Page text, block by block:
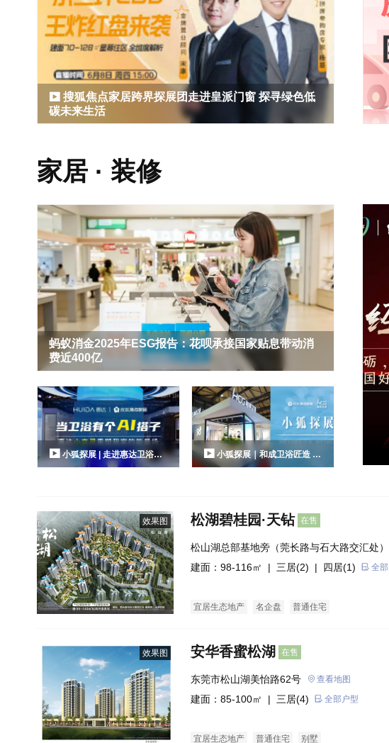
搜狐焦点家居跨界探展团走进皇派门窗 探寻绿色低
碳未来生活
家居 · 装修
蚂蚁消金2025年ESG报告：花呗承接国家贴息带动消
费近400亿
小狐探展 | 走进惠达卫浴：
当卫浴空间有个AI搭子，到底能
小狐探展｜和成卫浴匠造 95
载 智汇 KBC：以全场景重构卫
搜狐家居对话居然之家副总裁李杰：
跳出概念误区，让数字化能力与业
务...
效果图 松湖碧桂园·天钻 在售
松山湖总部基地旁（莞长路与石大路交汇处）
建面：98-116㎡ | 三居(2) | 四居(1) 全
宜居生态地产 名企盘 普通住宅
效果图 安华香蜜松湖 在售
东莞市松山湖美怡路62号 查看地图
建面：85-100㎡ | 三居(4) 全部户型
宜居生态地产 普通住宅 别墅